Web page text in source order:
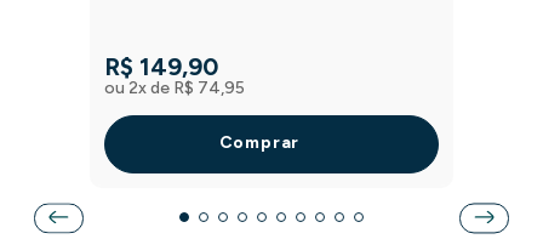
R$ 149,90
ou 2x de R$ 74,95
Comprar